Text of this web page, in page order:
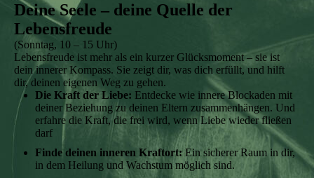
Deine Seele – deine Quelle der
Lebensfreude
(Sonntag, 10 – 15 Uhr)
Lebensfreude ist mehr als ein kurzer Glücksmoment – sie ist
dein innerer Kompass. Sie zeigt dir, was dich erfüllt, und hilft
dir, deinen eigenen Weg zu gehen.
Die Kraft der Liebe: Entdecke wie innere Blockaden mit
deiner Beziehung zu deinen Eltern zusammenhängen. Und
erfahre die Kraft, die frei wird, wenn Liebe wieder fließen
darf
Finde deinen inneren Kraftort:Ein sicherer Raum in dir,
in dem Heilung und Wachstum möglich sind.